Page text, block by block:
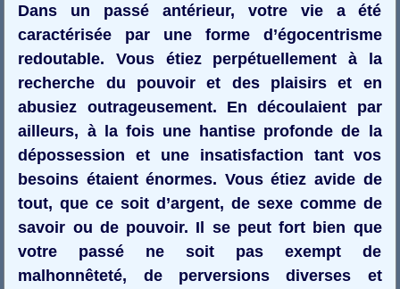
Dans un passé antérieur, votre vie a été
caractérisée par une forme d’égocentrisme
redoutable. Vous étiez perpétuellement à la
recherche du pouvoir et des plaisirs et en
abusiez outrageusement. En découlaient par
ailleurs, à la fois une hantise profonde de la
dépossession et une insatisfaction tant vos
besoins étaient énormes. Vous étiez avide de
tout, que ce soit d’argent, de sexe comme de
savoir ou de pouvoir. Il se peut fort bien que
votre passé ne soit pas exempt de
malhonnêteté, de perversions diverses et